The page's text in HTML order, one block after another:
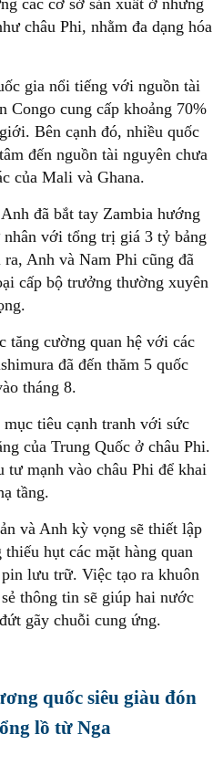
châu Phi, nhằm đa dạng hóa
gia nổi tiếng với nguồn tài
Congo cung cấp khoảng 70%
Bên cạnh đó, nhiều quốc
đến nguồn tài nguyên chưa
của Mali và Ghana.
đã bắt tay Zambia hướng
với tổng trị giá 3 tỷ bảng
Anh và Nam Phi cũng đã
cấp bộ trưởng thường xuyên
tăng cường quan hệ với các
đã đến thăm 5 quốc
tháng 8.
tiêu cạnh tranh với sức
của Trung Quốc ở châu Phi.
tư mạnh vào châu Phi để khai
tầng.
và Anh kỳ vọng sẽ thiết lập
hụt các mặt hàng quan
lưu trữ. Việc tạo ra khuôn
thông tin sẽ giúp hai nước
gãy chuỗi cung ứng.
quốc siêu giàu đón
lồ từ Nga